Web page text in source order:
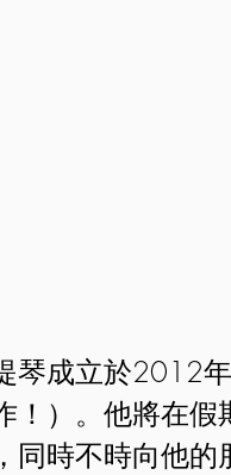
琴成立於2012
！）。他將在假
同時不時向他的